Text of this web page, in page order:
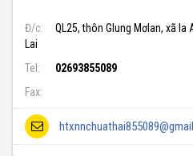
Đ/c:
QL25, thôn Glung Mơlan, xã Ia
Lai
Tel:
02693855089
Fax: